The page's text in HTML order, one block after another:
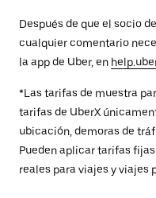
Después de que el socio
cualquier comentario
la app de Uber, en
*Las tarifas de muestra
tarifas de UberX
ubicación, demoras de
Pueden aplicar tarifas
reales para viajes y viajes